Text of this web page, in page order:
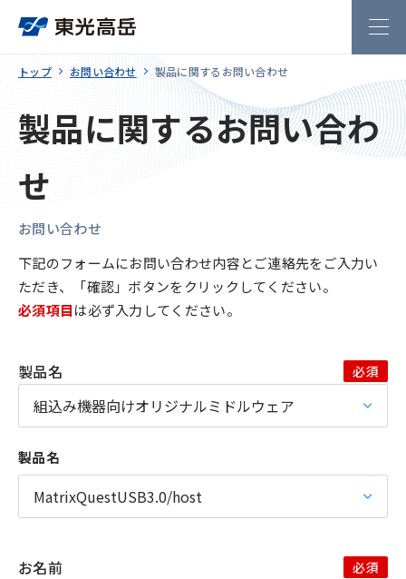
トップ お問い合わせ 製品に関するお問い合わせ
製品に関するお問い合わ
せ
お問い合わせ
下記のフォームにお問い合わせ内容とご連絡先をご入力い
ただき、「確認」ボタンをクリックしてください。
必須項目は必ず入力してください。
製品名
製品名
お名前